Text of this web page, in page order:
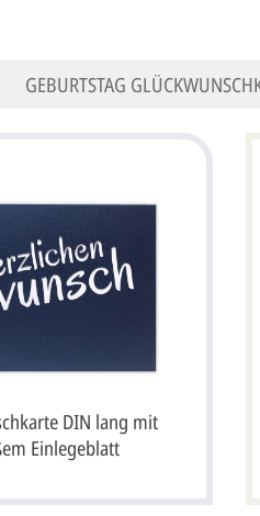
GEBURTSTAG
DIN lang mit
Einlegeblatt